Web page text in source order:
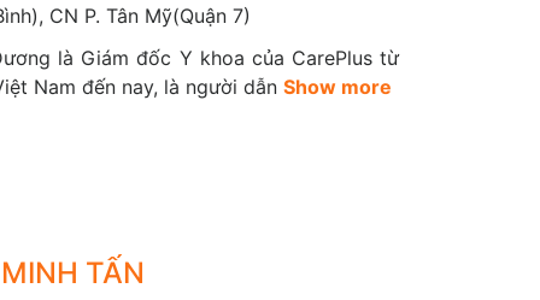
của bệnh tim mạch, giảm thiểu sự tốn
viện, đặt stent, mổ tim,...)
ngũ y bác sĩ luôn tận tâm đồng hành cùng
tim mạch một cách toàn diện và hiệu quả.
CN P. Tân Mỹ(Quận 7)
là Giám đốc Y khoa của CarePlus từ
Nam đến nay, là người dẫnShow more
TẤN